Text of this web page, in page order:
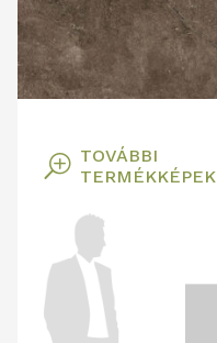
T TOVÁBBI
TERMÉKKÉPEK